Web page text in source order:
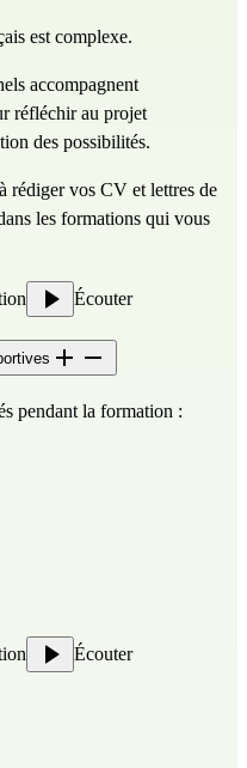
est complexe.
accompagnent
réfléchir au projet
des possibilités.
rédiger vos CV et lettres de
les formations qui vous
Écouter
pendant la formation :
Écouter